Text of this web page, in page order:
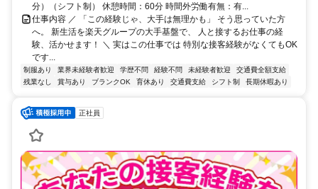
分）（シフト制） 休憩時間：60分 時間外労働有無：有...
仕事内容 ／ 「この経験じゃ、大手は無理かも」 そう思っていた方
へ。 新生活を楽天グループの大手基盤で、 人と接するお仕事の経
験、活かせます！ ＼ 実はこの仕事では 特別な接客経験がなくてもOK
です...
制服あり 業界未経験者歓迎 学歴不問 経験不問 未経験者歓迎
交通費全額支給
残業なし
賞与あり ブランクOK 育休あり 交通費支給 シフト制 長期休暇あり
正社員